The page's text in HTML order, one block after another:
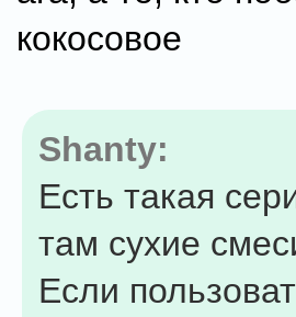
кокосовое
Shanty:
Есть такая
там сухие
Если